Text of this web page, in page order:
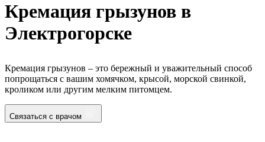
Кремация грызунов в
Электрогорске
Кремация грызунов – это бережный и уважительный способ
попрощаться с вашим хомячком, крысой, морской свинкой,
кроликом или другим мелким питомцем.
Связаться с врачом